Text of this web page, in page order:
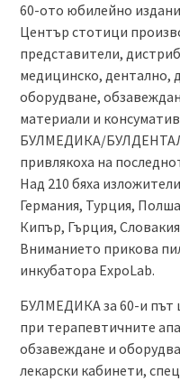
60-ото юбилейно
Център стотици
представители,
медицинско, дентално,
оборудване,
материали и
БУЛМЕДИКА/
привлякоха на
Над 210 бяха
Германия, Турция,
Кипър, Гърция,
Вниманието прикова
инкубатора ExpoLab.
БУЛМЕДИКА за 60-и път
при терапевтичните
обзавеждане и
лекарски кабинети,